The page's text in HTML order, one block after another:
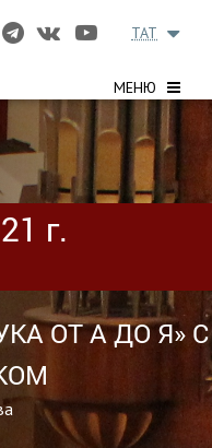
МЕНЮ
TAT
г.
ОТ А ДО Я» С